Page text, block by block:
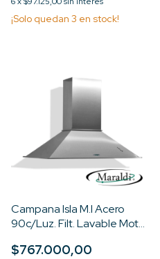
¡Solo quedan 3 en stock!
Campana Isla M.I Acero
90c/Luz. Filt. Lavable Motor
$767.000,00